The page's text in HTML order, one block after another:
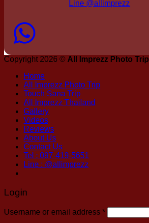
Line @allimprezz
Copyright 2026 © All Imprezz Photo Trip
Home
All Imprezz Photo Trip
Touch Sana Trip
All Imprezz Thailand
Gallery
Videos
Reviews
About Us
Contact Us
Tel : 097-419-5651
Line : @allimprezz
Login
Username or email address *